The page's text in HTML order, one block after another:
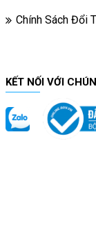
Chính Sách Đổi
KẾT NỐI VỚI